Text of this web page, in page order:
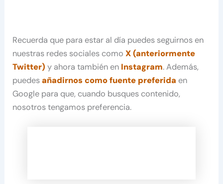
Recuerda que para estar al día puedes seguirnos en
nuestras redes sociales comoX (anteriormente
Twitter) y ahora también en Instagram. Además,
puedesañadirnos como fuente preferida en
Google para que, cuando busques contenido,
nosotros tengamos preferencia.